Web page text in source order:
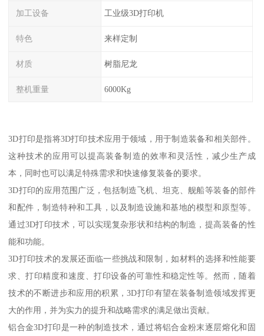
加工设备 工业级3D打印机
特色 来样定制
材质 树脂尼龙
整机重量 6000Kg
3D打印是指将3D打印技术应用于领域，用于制造装备和相关部件。
这种技术的应用可以提高装备制造的效率和灵活性，减少生产成
本，同时也可以满足特殊需求和快速修复装备的要求。
3D打印的应用范围广泛，包括制造飞机、坦克、舰船等装备的部件
和配件，制造特种和工具，以及制造设施和基地的模型和原型等。
通过3D打印技术，可以实现复杂形状和结构的制造，提高装备的性
能和功能。
3D打印技术的发展还面临一些挑战和限制，如材料的选择和性能要
求、打印精度和速度、打印设备的可靠性和稳定性等。然而，随着
技术的不断进步和应用的积累，3D打印有望在装备制造领域发挥更
大的作用，并为实力的提升和战略需求的满足做出贡献。
铝合金3D打印是一种的制造技术，通过将铝合金粉末逐层熔化和固